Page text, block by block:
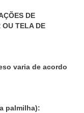
DE
OU TELA DE
varia de acordo
palmilha):